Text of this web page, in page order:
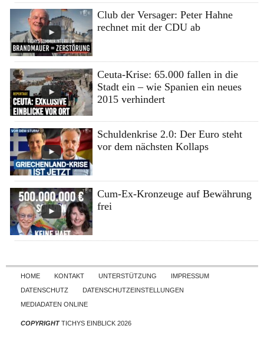
Club der Versager: Peter Hahne
rechnet mit der CDU ab
Ceuta-Krise: 65.000 fallen in die
Stadt ein – wie Spanien ein neues
2015 verhindert
Schuldenkrise 2.0: Der Euro steht
vor dem nächsten Kollaps
Cum-Ex-Kronzeuge auf Bewährung
frei
Skip to content
HOME KONTAKT UNTERSTÜTZUNG
IMPRESSUM
DATENSCHUTZ
DATENSCHUTZEINSTELLUNGEN
MEDIADATEN ONLINE
COPYRIGHTTICHYS EINBLICK 2026